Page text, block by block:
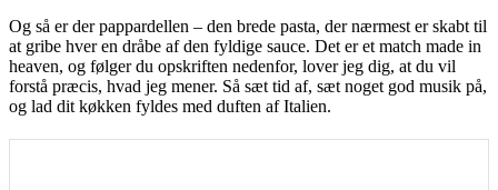
Og så er der pappardellen – den brede pasta, der nærmest er skabt til
at gribe hver en dråbe af den fyldige sauce. Det er et match made in
heaven, og følger du opskriften nedenfor, lover jeg dig, at du vil
forstå præcis, hvad jeg mener. Så sæt tid af, sæt noget god musik på,
og lad dit køkken fyldes med duften af Italien.